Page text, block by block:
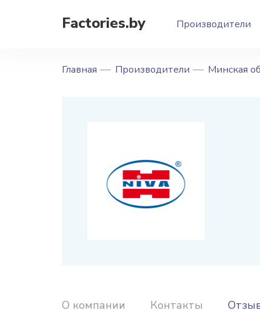
Factories.by Производители
Главная Производители Минская
О компании Контакты